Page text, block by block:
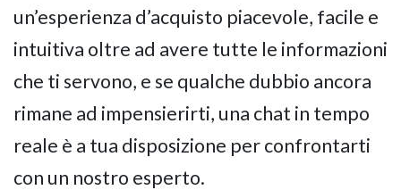
un’esperienza d’acquisto piacevole, facile e
intuitiva oltre ad avere tutte le informazioni
che ti servono, e se qualche dubbio ancora
rimane ad impensierirti, una chat in tempo
reale è a tua disposizione per confrontarti
con un nostro esperto.